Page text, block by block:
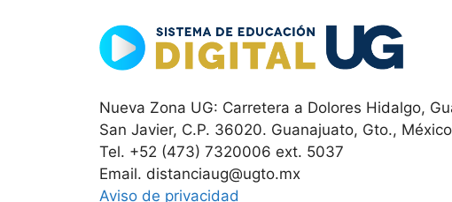
Nueva Zona UG: Carretera a Dolores Hidalgo,
San Javier, C.P. 36020. Guanajuato, Gto.,
Tel. +52 (473) 7320006 ext. 5037
Email. distanciaug@ugto.mx
Aviso de privacidad